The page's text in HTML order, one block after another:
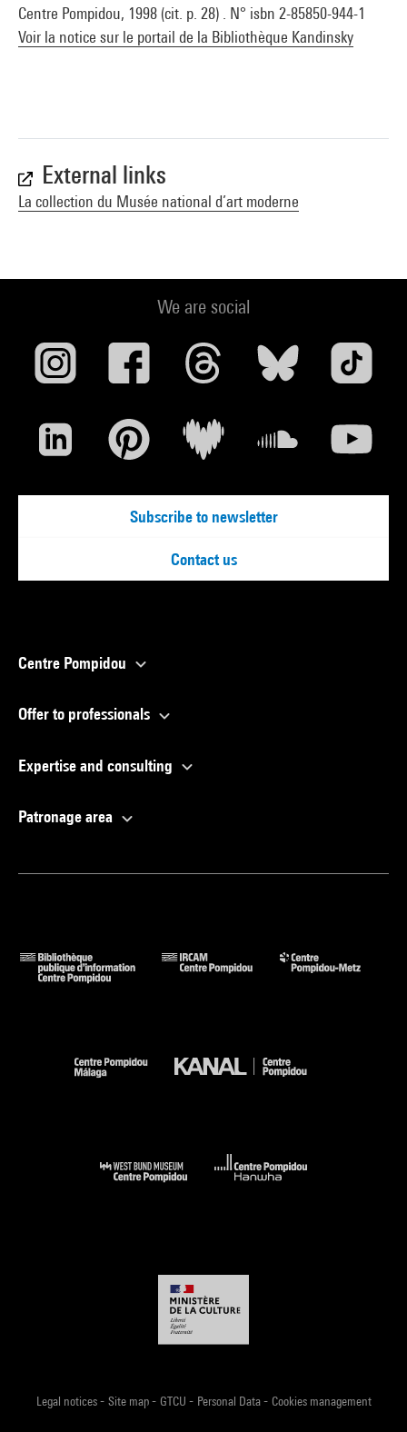
Centre Pompidou, 1998 (cit. p. 28) . N° isbn 2-85850-944-1
Voir la notice sur le portail de la Bibliothèque Kandinsky
External links
La collection du Musée national d’art moderne
We are social
Subscribe to newsletter
Contact us
Centre Pompidou
Offer to professionals
Expertise and consulting
Patronage area
Legal notices- Site map- GTCU - Personal Data- Cookies management